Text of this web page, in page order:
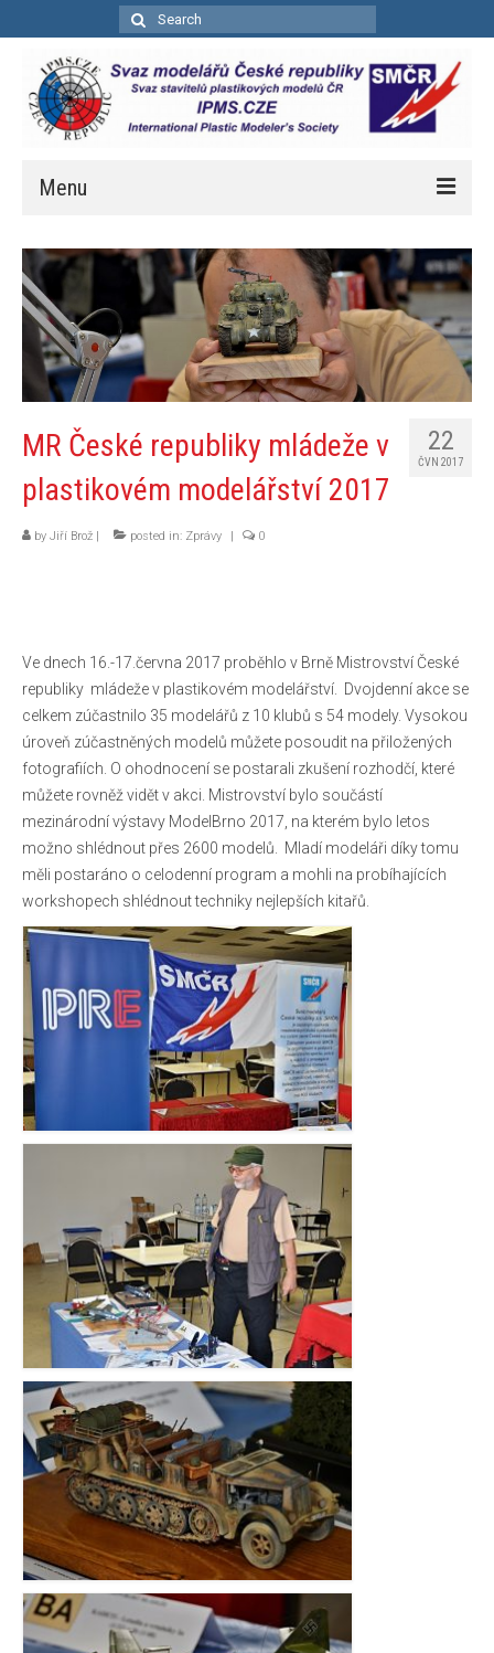
Search
Menu
Úvod
Soutěže
Kalendář soutěží
Pravidla bodovacích soutěží
Bodovací pravidla – zkrácená
Základní informace
Jak se stát členem IPMS CZE
Ke stažení
Zahraniční kluby
22
ČVN 2017
MR České republiky mládeže v
plastikovém modelářství 2017
by Jiří Brož posted in: Zprávy 0
Ve dnech 16.-17.června 2017 proběhlo v Brně Mistrovství České
republiky mládeže v plastikovém modelářství. Dvojdenní akce se
celkem zúčastnilo 35 modelářů z 10 klubů s 54 modely. Vysokou
úroveň zúčastněných modelů můžete posoudit na přiložených
fotografiích. O ohodnocení se postarali zkušení rozhodčí, které
můžete rovněž vidět v akci. Mistrovství bylo součástí
mezinárodní výstavy ModelBrno 2017, na kterém bylo letos
možno shlédnout přes 2600 modelů. Mladí modeláři díky tomu
měli postaráno o celodenní program a mohli na probíhajících
workshopech shlédnout techniky nejlepších kitařů.